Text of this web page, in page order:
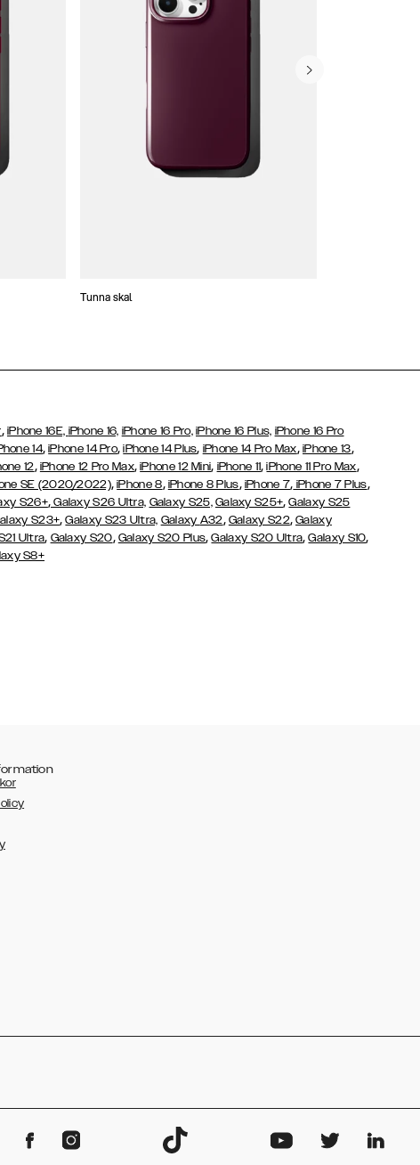
Tunna skal
, iPhone 16E, iPhone 16, iPhone 16 Pro, iPhone 16 Plus, iPhone 16 Pro
14,iPhone 14 Pro,iPhone 14 Plus, iPhone 14 Pro Max, iPhone 13,
12, iPhone 12 Pro Max,iPhone 12 Mini, iPhone 11,iPhone 11 Pro Max,
SE (2020/2022),iPhone 8, iPhone 8 Plus, iPhone 7, iPhone 7 Plus,
S26+,Galaxy S26 Ultra, Galaxy S25, Galaxy S25+,Galaxy S25
S23+,Galaxy S23 Ultra, Galaxy A32, Galaxy S22,Galaxy
Ultra, Galaxy S20, Galaxy S20 Plus,Galaxy S20 Ultra,Galaxy S10,
S8+